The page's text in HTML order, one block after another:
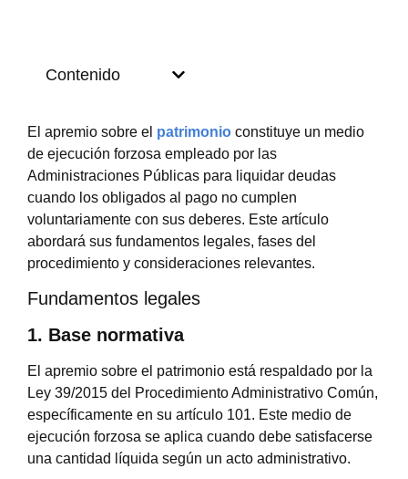
Contenido
El apremio sobre el patrimonio constituye un medio
de ejecución forzosa empleado por las
Administraciones Públicas para liquidar deudas
cuando los obligados al pago no cumplen
voluntariamente con sus deberes. Este artículo
abordará sus fundamentos legales, fases del
procedimiento y consideraciones relevantes.
Fundamentos legales
1. Base normativa
El apremio sobre el patrimonio está respaldado por la
Ley 39/2015 del Procedimiento Administrativo Común,
específicamente en su artículo 101. Este medio de
ejecución forzosa se aplica cuando debe satisfacerse
una cantidad líquida según un acto administrativo.